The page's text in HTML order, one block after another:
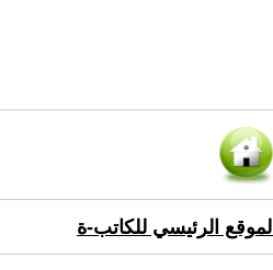
الموقع الرئيسي للكاتب-ة